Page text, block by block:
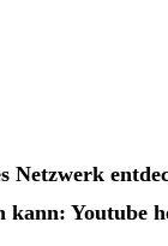
Netzwerk
kann: Youtube